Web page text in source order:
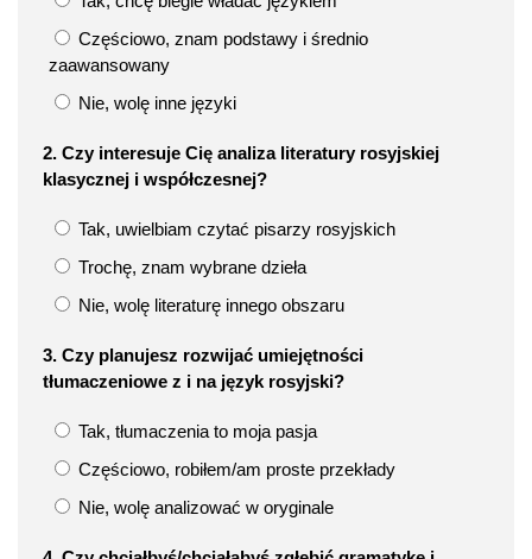
Częściowo, znam podstawy i średnio
zaawansowany
Nie, wolę inne języki
2. Czy interesuje Cię analiza literatury rosyjskiej
klasycznej i współczesnej?
Tak, uwielbiam czytać pisarzy rosyjskich
Trochę, znam wybrane dzieła
Nie, wolę literaturę innego obszaru
3. Czy planujesz rozwijać umiejętności
tłumaczeniowe z i na język rosyjski?
Tak, tłumaczenia to moja pasja
Częściowo, robiłem/am proste przekłady
Nie, wolę analizować w oryginale